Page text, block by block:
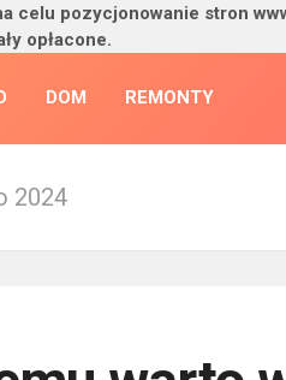
celu pozycjonowanie stron
opłacone.
DOM REMONTY
2024